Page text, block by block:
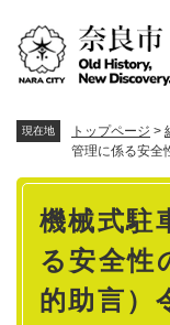
現在地 トップページ >
管理に係る安全
本
機械式駐
る安全性
的助言）